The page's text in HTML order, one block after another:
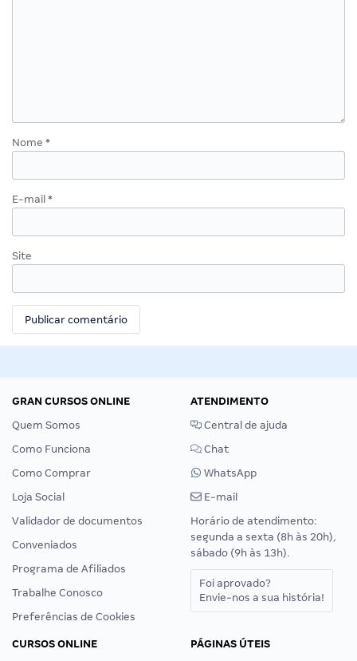
Nome *
E-mail *
Site
GRAN CURSOS ONLINE
Quem Somos
Como Funciona
Como Comprar
Loja Social
Validador de documentos
Conveniados
Programa de Afiliados
Trabalhe Conosco
Preferências de Cookies
ATENDIMENTO
Central de ajuda
Chat
WhatsApp
E-mail
Horário de atendimento:
segunda a sexta (8h às 20h),
sábado (9h às 13h).
Foi aprovado?
Envie-nos a sua história!
CURSOS ONLINE
PÁGINAS ÚTEIS